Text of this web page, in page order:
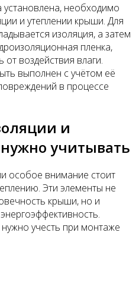
установлена, необходимо
и утеплении крыши. Для
изоляция, а затем
пленка,
от воздействия влаги.
выполнен с учётом её
в процессе
и
учитывать
особое внимание стоит
Эти элементы не
крыши, но и
учесть при монтаже